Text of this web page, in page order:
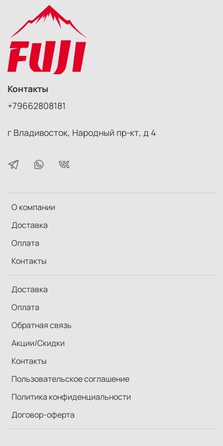
установки на объектив любых аксессуаров со
стандартной резьбой под фильтр, такие как фильтры,
резьбовые бленды, макро-объективы, макро
реверсивные адаптеры и т.д. Кольца могут быть
установлены совместно.
О компании
Доставка
Оплата
Контакты
Доставка
Оплата
Обратная связь
Акции/Скидки
Контакты
Пользовательское соглашение
Политика конфиденциальности
Договор-оферта
Контакты
+79662808181
г Владивосток, Народный пр-кт, д 4